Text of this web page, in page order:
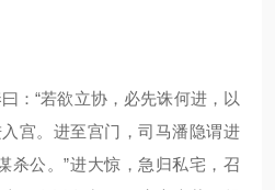
：“若欲立协，必先诛何进，以
宫。进至宫门，司马潘隐谓进
杀公。”进大惊，急归私宅，召